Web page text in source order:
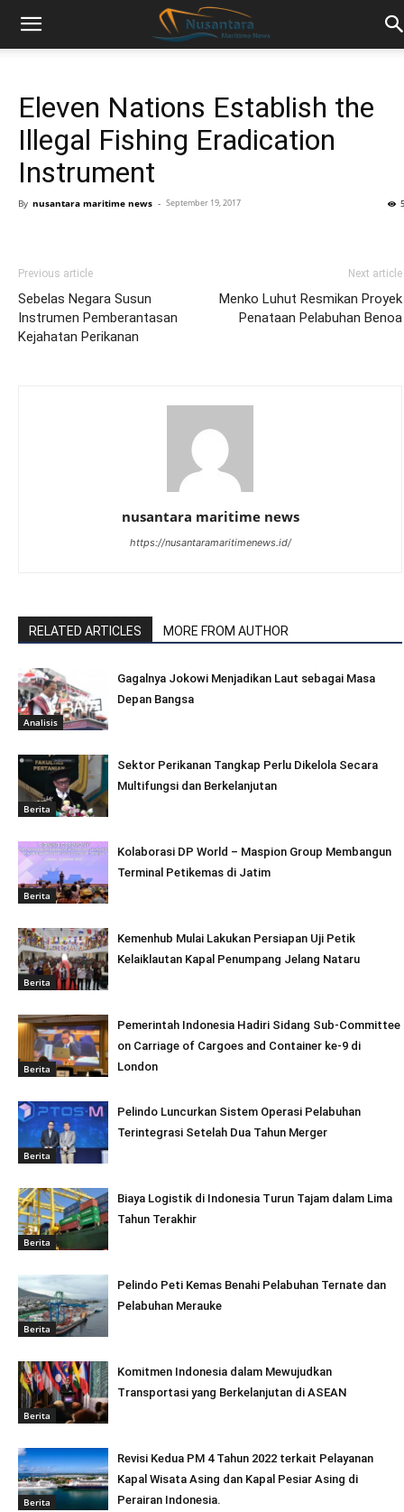
Eleven Nations Establish the
Illegal Fishing Eradication
Instrument
By nusantara maritime news - September 19, 2017
Previous article
Sebelas Negara Susun
Instrumen Pemberantasan
Kejahatan Perikanan
Next article
Menko Luhut Resmikan Proyek
Penataan Pelabuhan Benoa
nusantara maritime news
https://nusantaramaritimenews.id/
RELATED ARTICLES MORE FROM AUTHOR
Analisis
Gagalnya Jokowi Menjadikan Laut sebagai Masa
Depan Bangsa
Berita
Sektor Perikanan Tangkap Perlu Dikelola Secara
Multifungsi dan Berkelanjutan
Berita
Kolaborasi DP World – Maspion Group Membangun
Terminal Petikemas di Jatim
Berita
Kemenhub Mulai Lakukan Persiapan Uji Petik
Kelaiklautan Kapal Penumpang Jelang Nataru
Berita
Pemerintah Indonesia Hadiri Sidang Sub-Committee
on Carriage of Cargoes and Container ke-9 di
London
Berita
Pelindo Luncurkan Sistem Operasi Pelabuhan
Terintegrasi Setelah Dua Tahun Merger
Berita
Biaya Logistik di Indonesia Turun Tajam dalam Lima
Tahun Terakhir
Berita
Pelindo Peti Kemas Benahi Pelabuhan Ternate dan
Pelabuhan Merauke
Berita
Komitmen Indonesia dalam Mewujudkan
Transportasi yang Berkelanjutan di ASEAN
Berita
Revisi Kedua PM 4 Tahun 2022 terkait Pelayanan
Kapal Wisata Asing dan Kapal Pesiar Asing di
Perairan Indonesia.